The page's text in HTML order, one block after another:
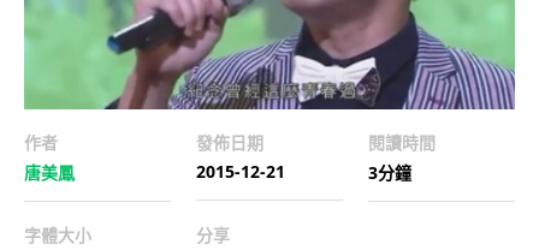
作者
唐美鳳
發佈日期
2015-12-21
閱讀時間
3分鐘
字體大小 分享